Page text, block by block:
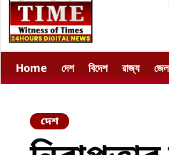
Home দেশ বিদেশ রাজ্য
দেশ